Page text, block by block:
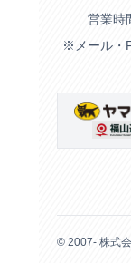
営業時
※メール・
© 2007- 株式